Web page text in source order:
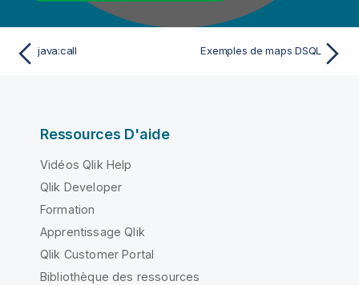
java:call Exemples de maps DSQL
Ressources D'aide
Vidéos Qlik Help
Qlik Developer
Formation
Apprentissage Qlik
Qlik Customer Portal
Bibliothèque des ressources